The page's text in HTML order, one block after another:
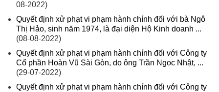
08-2022)
Quyết định xử phạt vi phạm hành chính đối với bà Ngô
Thị Hảo, sinh năm 1974, là đại diện Hộ Kinh doanh ...
(08-08-2022)
Quyết định xử phạt vi phạm hành chính đối với Công ty
Cổ phần Hoàn Vũ Sài Gòn, do ông Trần Ngọc Nhật, ...
(29-07-2022)
Quyết định xử phạt vi phạm hành chính đối với Công ty